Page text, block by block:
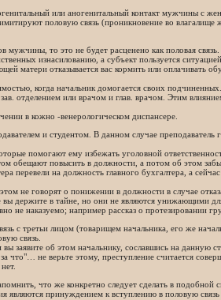
или аногенитальный контакт мужчины с
половую связь (проникновение во
мужчины, то это не будет расценено как половая связь.
изнасилованию, а субъект пользуется
матери отказывается вас кормить или оплачивать
когда начальник домогается своих
отделением или врачом и глав. врачом. Этим
в кожно -венерологическом диспансере.
и студентом. В данном случае преподаватель
помогают ему избежать уголовной
обещают повысить в должности, а потом об этом
перевели на должность главного бухгалтера, а
не говорят о понижении в должности в случае
вы держите в тайне, но они не являются унижающими
не наказуемо; например рассказ о протезировании
с третьи лицом (товарищем начальника, его же
связь.
вы заявите об этом начальнику, сославшись на данную
что"… не верьте этому, преступление считается
что же конкретно следует сделать в подобной
являются принуждением к вступлению в половую